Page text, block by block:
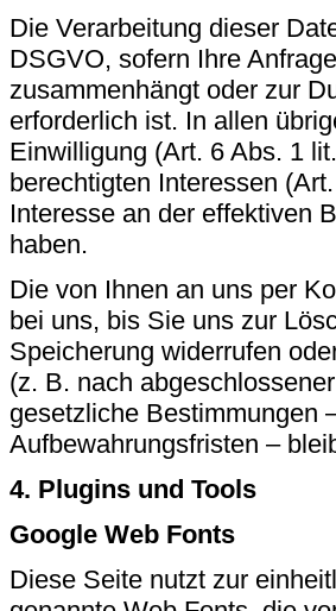
Die Verarbeitung dieser
DSGVO, sofern Ihre
zusammenhängt oder zur
erforderlich ist. In allen
Einwilligung (Art. 6 Abs. 1
berechtigten Interessen
Interesse an der effektiven
haben.
Die von Ihnen an uns per
bei uns, bis Sie uns zur
Speicherung widerrufen
(z. B. nach
gesetzliche Bestimmungen
Aufbewahrungsfristen –
4. Plugins und Tools
Google Web Fonts
Diese Seite nutzt zur